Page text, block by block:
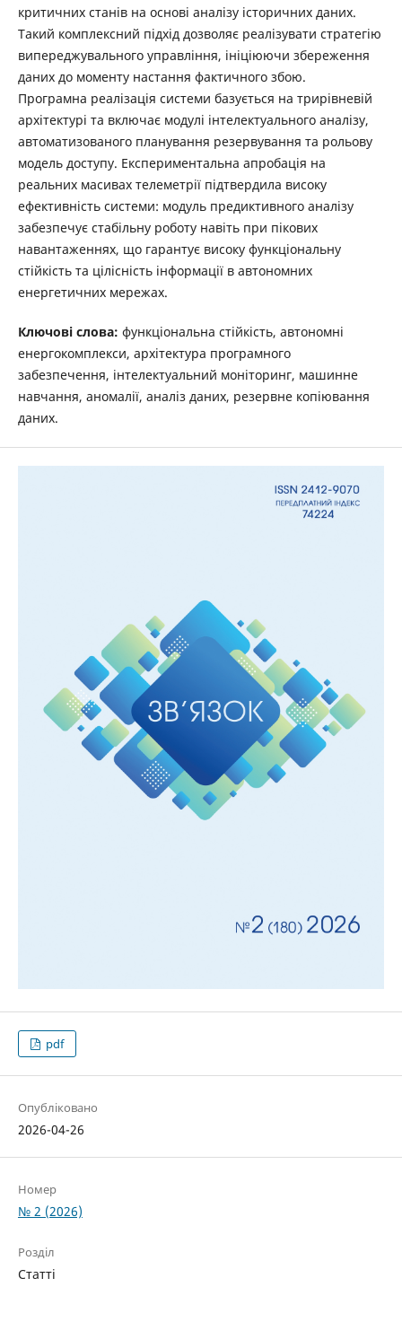
критичних станів на основі аналізу історичних даних.
Такий комплексний підхід дозволяє реалізувати стратегію
випереджувального управління, ініціюючи збереження
даних до моменту настання фактичного збою.
Програмна реалізація системи базується на трирівневій
архітектурі та включає модулі інтелектуального аналізу,
автоматизованого планування резервування та рольову
модель доступу. Експериментальна апробація на
реальних масивах телеметрії підтвердила високу
ефективність системи: модуль предиктивного аналізу
забезпечує стабільну роботу навіть при пікових
навантаженнях, що гарантує високу функціональну
стійкість та цілісність інформації в автономних
енергетичних мережах.
Ключові слова: функціональна стійкість, автономні
енергокомплекси, архітектура програмного
забезпечення, інтелектуальний моніторинг, машинне
навчання, аномалії, аналіз даних, резервне копіювання
даних.
pdf
Опубліковано
2026-04-26
Номер
№ 2 (2026)
Розділ
Статті